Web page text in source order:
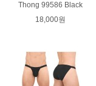
Thong 99586 Black
18,000원